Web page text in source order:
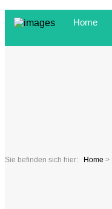
Home
Sie befinden sich hier: Home >